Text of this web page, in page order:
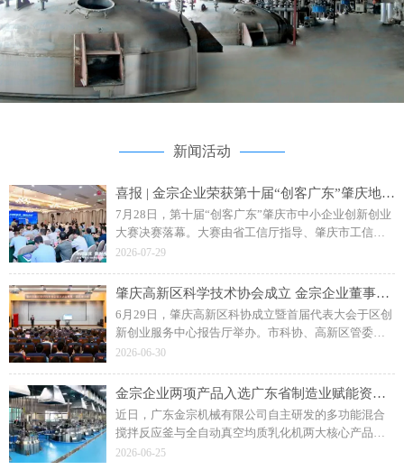
新闻活动
喜报 | 金宗企业荣获第十届“创客广东”肇庆地市赛二等奖
7月28日，第十届“创客广东”肇庆市中小企业创新创业
大赛决赛落幕。大赛由省工信厅指导、肇庆市工信局
主办，主题为“创客肇庆智创未来”。广东金宗机械“水
2026-07-29
肇庆高新区科学技术协会成立 金宗企业董事长钟日强当选副主席
6月29日，肇庆高新区科协成立暨首届代表大会于区创
新创业服务中心报告厅举办。市科协、高新区管委会
相关领导，各单位、科研院校及金宗机械等企业代表
2026-06-30
金宗企业两项产品入选广东省制造业赋能资源名录
近日，广东金宗机械有限公司自主研发的多功能混合
搅拌反应釜与全自动真空均质乳化机两大核心产品凭
借技术先进性与成熟应用价值顺利通过遴选，标志着
2026-06-25